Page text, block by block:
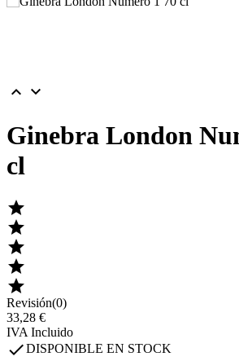
 
Ginebra London
cl





Revisión(0)
33,28 €
IVA Incluido
DISPONIBLE EN STOCK